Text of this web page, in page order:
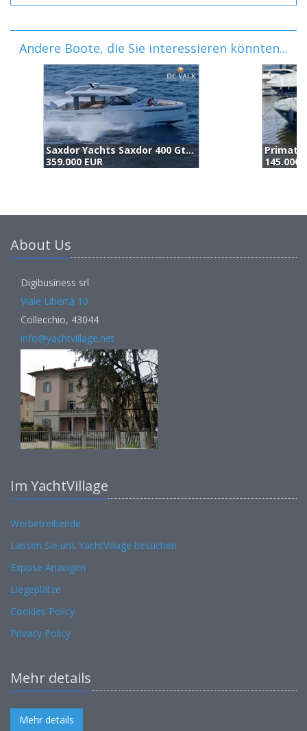
Andere Boote, die Sie interessieren könnten...
Primatist G 41 (2006)
145.000 EUR
About Us
Digibusiness srl
Viale Libertà 10
Collecchio, 43044
info@yachtvillage.net
Im YachtVillage
Werbetreibende
Lassen Sie uns YachtVillage besuchen
Expose Anzeigen
Liegeplätze
Cookies Policy
Privacy Policy
Mehr details
Mehr details